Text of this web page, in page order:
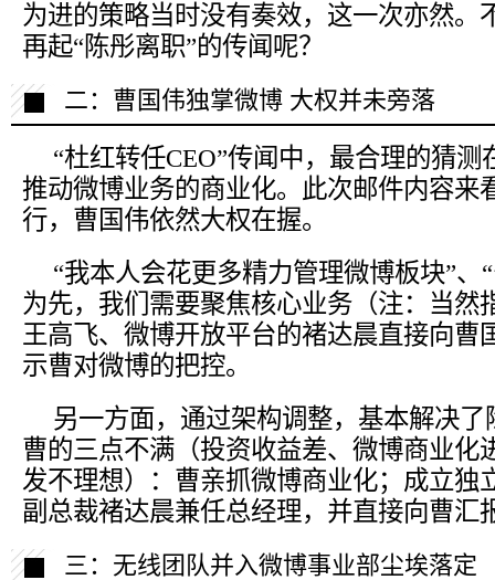
为进的策略当时没有奏效，这一次亦然。
再起“陈彤离职”的传闻呢？
二：曹国伟独掌微博 大权并未旁落
“杜红转任CEO”传闻中，最合理的猜
推动微博业务的商业化。此次邮件内容来
行，曹国伟依然大权在握。
“我本人会花更多精力管理微博板块”、
为先，我们需要聚焦核心业务（注：当然
王高飞、微博开放平台的褚达晨直接向曹
示曹对微博的把控。
另一方面，通过架构调整，基本解决
曹的三点不满（投资收益差、微博商业化
发不理想）：曹亲抓微博商业化；成立独
副总裁褚达晨兼任总经理，并直接向曹汇
三：无线团队并入微博事业部尘埃落定